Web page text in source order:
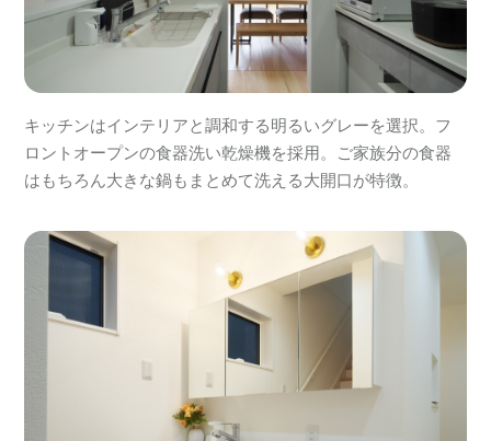
キッチンはインテリアと調和する明るいグレーを選択。フ
ロントオープンの食器洗い乾燥機を採用。ご家族分の食器
はもちろん大きな鍋もまとめて洗える大開口が特徴。